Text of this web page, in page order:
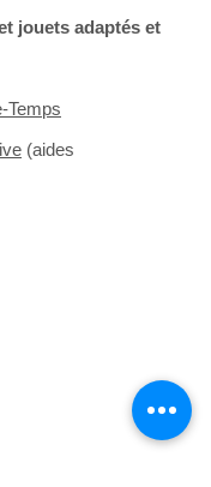
jouets adaptés et
Temps
(aides